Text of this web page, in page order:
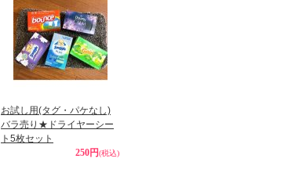
お試し用(タグ・パケなし)
バラ売り★ドライヤーシー
ト5枚セット
250円(税込)